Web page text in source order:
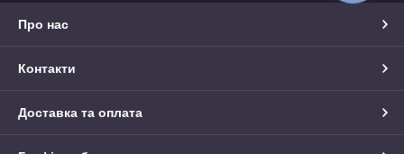
Про нас
Контакти
Доставка та оплата